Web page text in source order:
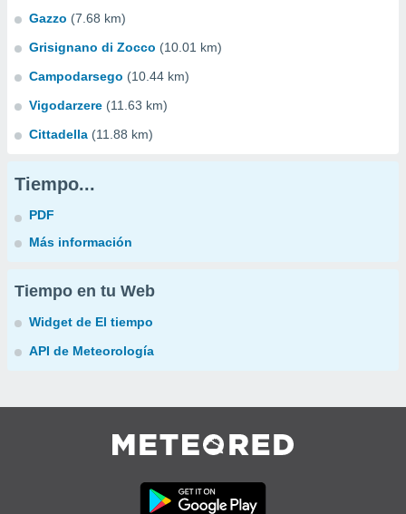
Gazzo (7.68 km)
Grisignano di Zocco (10.01 km)
Campodarsego (10.44 km)
Vigodarzere (11.63 km)
Cittadella (11.88 km)
Tiempo...
PDF
Más información
Tiempo en tu Web
Widget de El tiempo
API de Meteorología